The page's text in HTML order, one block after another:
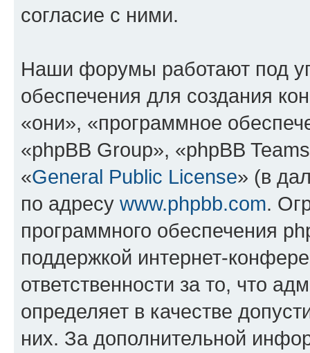
согласие с ними.
Наши форумы работают под
обеспечения для создания
«они», «программное
«phpBB Group», «phpBB
«General Public License» (в
по адресу www.phpbb.com.
программного обеспечения
поддержкой интернет-
ответственности за то, что
определяет в качестве
них. За дополнительной